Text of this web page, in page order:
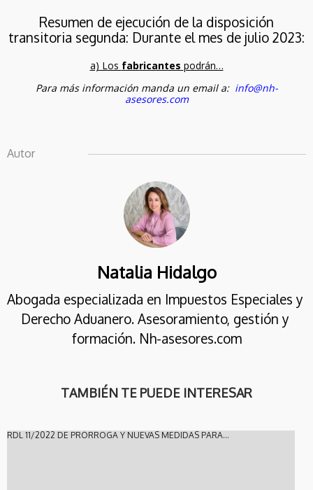
Resumen de ejecución de la disposición
transitoria segunda: Durante el mes de julio 2023:
a) Los fabricantes podrán…
Para más información manda un email a: info@nh-
asesores.com
Autor
Natalia Hidalgo
Abogada especializada en Impuestos Especiales y
Derecho Aduanero. Asesoramiento, gestión y
formación. Nh-asesores.com
TAMBIÉN TE PUEDE INTERESAR
RDL 11/2022 DE PRÓRROGA Y NUEVAS MEDIDAS PARA...